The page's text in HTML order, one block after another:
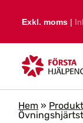
Exkl. moms |
Hem »